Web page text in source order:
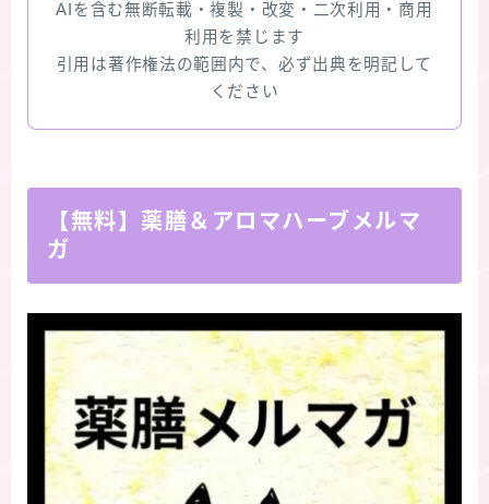
AIを含む無断転載・複製・改変・二次利用・商用
利用を禁じます
引用は著作権法の範囲内で、必ず出典を明記して
ください
【無料】薬膳＆アロマハーブメルマ
ガ